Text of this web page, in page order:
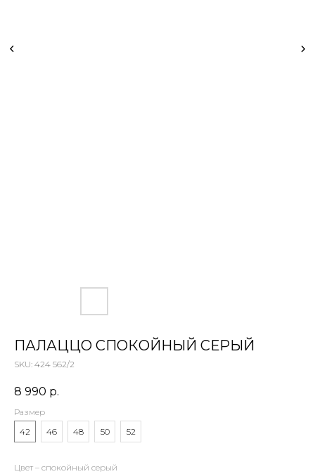
ПАЛАЦЦО СПОКОЙНЫЙ СЕРЫЙ
SKU: 424 562/2
8 990 р.
Размер
42
46 48 50 52
Цвет – спокойный серый